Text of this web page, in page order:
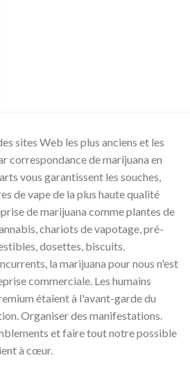
sites Web les plus anciens et les
correspondance de marijuana en
vous garantissent les souches,
de vape de la plus haute qualité
de marijuana comme plantes de
chariots de vapotage, pré-
dosettes, biscuits.
la marijuana pour nous n'est
commerciale. Les humains
étaient à l'avant-garde du
Organiser des manifestations.
et faire tout notre possible
à cœur.